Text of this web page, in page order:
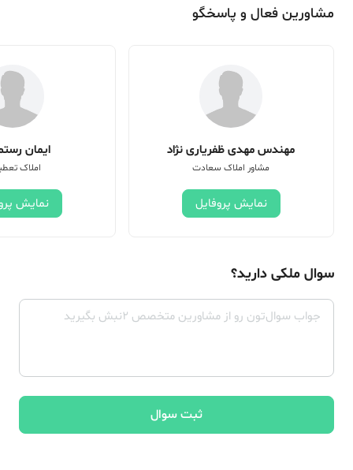
مشاورین فعال و پاسخگو
مهندس مهدی ظفریاری نژاد
مشاور املاک سعادت
نمایش پروفایل
ایمان
املاک
نمایش
سوال ملکی دارید؟
ثبت سوال